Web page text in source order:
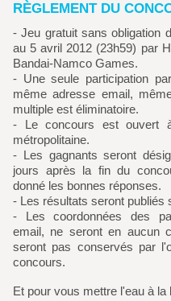
RÈGLEMENT DU
- Jeu gratuit sans obligation d'achat organisé du 19 mars 2012
au 5 avril 2012 (23h59) par
Bandai-Namco Games.
- Une seule participation
même adresse email,
multiple est éliminatoire.
- Le concours est ouvert
métropolitaine.
- Les gagnants seront
jours après la fin du
donné les bonnes réponses.
- Les résultats seront publiés
- Les coordonnées des
email, ne seront en aucun
seront pas conservés par
concours.
Et pour vous mettre l'eau à